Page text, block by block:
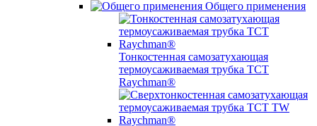
Общего применения
Тонкостенная самозатухающая
термоусаживаемая трубка ТCT
Raychman®